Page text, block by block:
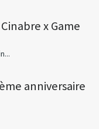
x Game
anniversaire